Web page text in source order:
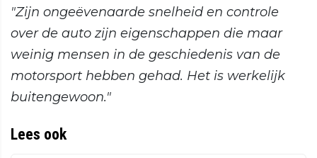
"Zijn ongeëvenaarde snelheid en controle
over de auto zijn eigenschappen die maar
weinig mensen in de geschiedenis van de
motorsport hebben gehad. Het is werkelijk
buitengewoon."
Lees ook